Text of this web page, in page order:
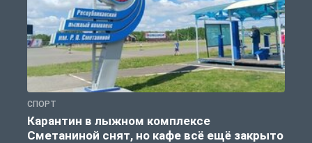
СПОРТ
Карантин в лыжном комплексе
Сметаниной снят, но кафе всё ещё закрыто